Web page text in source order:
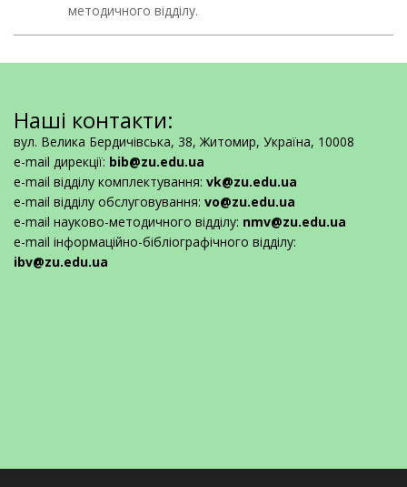
методичного відділу.
Наші контакти:
вул. Велика Бердичівська, 38, Житомир, Україна, 10008
e-mail дирекції: bib@zu.edu.ua
e-mail відділу комплектування: vk@zu.edu.ua
e-mail відділу обслуговування: vo@zu.edu.ua
e-mail науково-методичного відділу: nmv@zu.edu.ua
e-mail інформаційно-бібліографічного відділу:
ibv@zu.edu.ua